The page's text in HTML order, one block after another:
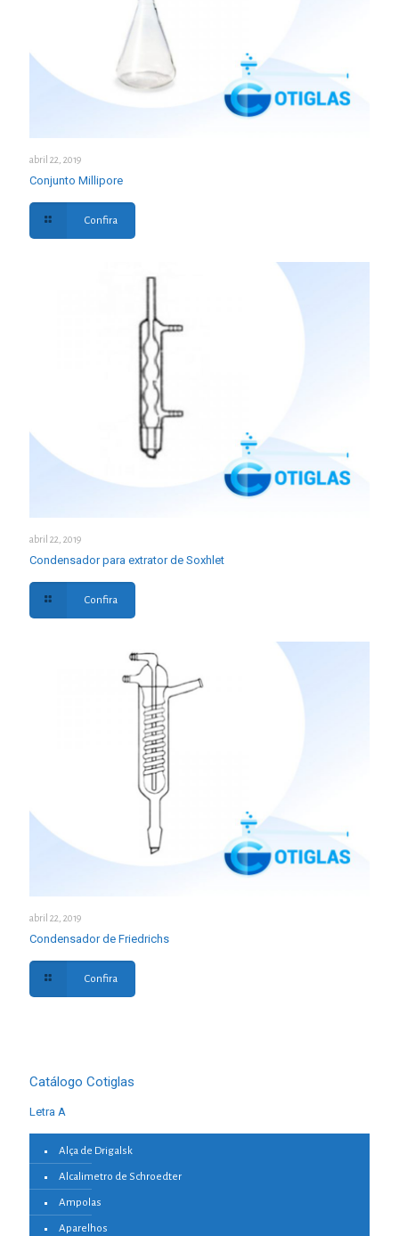
abril 22, 2019
Conjunto Millipore
Confira
abril 22, 2019
Condensador para extrator de Soxhlet
Confira
abril 22, 2019
Condensador de Friedrichs
Confira
Catálogo Cotiglas
Letra A
Alça de Drigalsk
Alcalimetro de Schroedter
Ampolas
Aparelhos